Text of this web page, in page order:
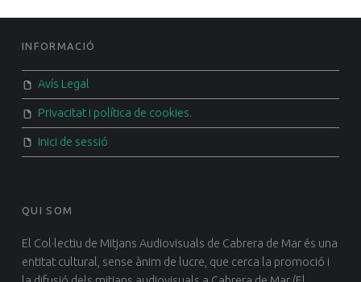
FOOTER SIDEBAR
INFORMACIÓ
Avís Legal
Privacitat i política de cookies.
Inici de sessió
QUI SOM
El Col·lectiu de Mitjans Audiovisuals de Cabrera de Mar és una
entitat cultural, sense ànim de lucre, que cerca la promoció i